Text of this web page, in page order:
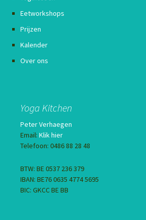
Eetworkshops
Prijzen
Kalender
Over ons
Yoga Kitchen
Peter Verhaegen
Email: Klik hier
Telefoon: 0486 88 28 48
BTW: BE 0537 236 379
IBAN: BE76 0635 4774 5695
BIC: GKCC BE BB